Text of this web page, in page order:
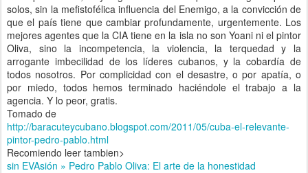
solos, sin la mefistofélica influencia del Enemigo, a la convicción de
que el país tiene que cambiar profundamente, urgentemente. Los
mejores agentes que la CIA tiene en la isla no son Yoani ni el pintor
Oliva, sino la incompetencia, la violencia, la terquedad y la
arrogante imbecilidad de los líderes cubanos, y la cobardía de
todos nosotros. Por complicidad con el desastre, o por apatía, o
por miedo, todos hemos terminado haciéndole el trabajo a la
agencia. Y lo peor, gratis.
Tomado de
http://baracuteycubano.blogspot.com/2011/05/cuba-el-relevante-
pintor-pedro-pablo.html
Recomiendo leer tambien>
sin EVAsión » Pedro Pablo Oliva: El arte de la honestidad